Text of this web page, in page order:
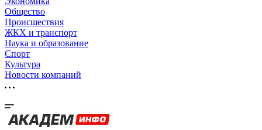
Общество
Происшествия
ЖКХ и транспорт
Наука и образование
Спорт
Культура
Новости компаний